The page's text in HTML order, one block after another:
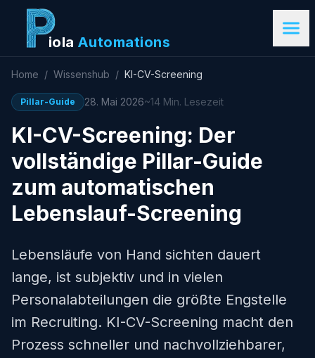
iola Automations
Home / Wissenshub / KI-CV-Screening
Pillar-Guide 28. Mai 2026~14 Min. Lesezeit
KI-CV-Screening: Der
vollständige Pillar-Guide
zum automatischen
Lebenslauf-Screening
Lebensläufe von Hand sichten dauert
lange, ist subjektiv und in vielen
Personalabteilungen die größte Engstelle
im Recruiting. KI-CV-Screening macht den
Prozess schneller und nachvollziehbarer,